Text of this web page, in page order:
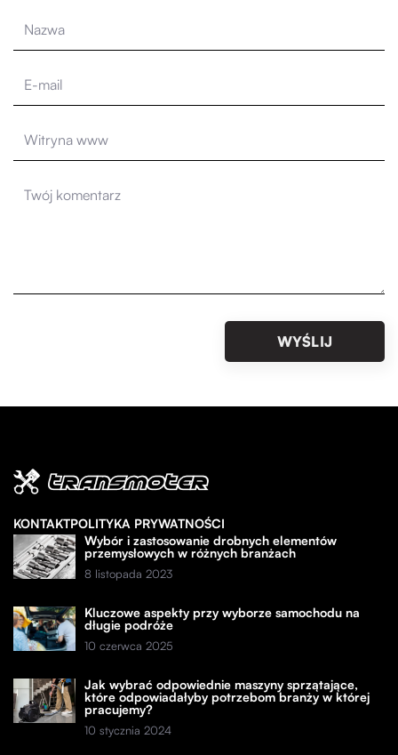
KONTAKTPOLITYKA PRYWATNOŚCI
Wybór i zastosowanie drobnych elementów
przemysłowych w różnych branżach
8 listopada 2023
Kluczowe aspekty przy wyborze samochodu na
długie podróże
10 czerwca 2025
Jak wybrać odpowiednie maszyny sprzątające,
które odpowiadałyby potrzebom branży w której
pracujemy?
10 stycznia 2024